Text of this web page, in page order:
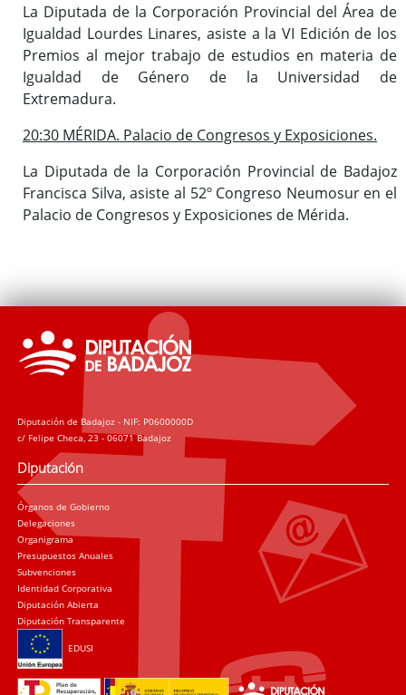
La Diputada de la Corporación Provincial del Área de
Igualdad Lourdes Linares, asiste a la VI Edición de los
Premios al mejor trabajo de estudios en materia de
Igualdad de Género de la Universidad de
Extremadura.
20:30 MÉRIDA. Palacio de Congresos y Exposiciones.
La Diputada de la Corporación Provincial de Badajoz
Francisca Silva, asiste al 52º Congreso Neumosur en el
Palacio de Congresos y Exposiciones de Mérida.
Diputación de Badajoz - NIF: P0600000D
c/ Felipe Checa, 23 - 06071 Badajoz
Diputación
Órganos de Gobierno
Delegaciones
Organigrama
Presupuestos Anuales
Subvenciones
Identidad Corporativa
Diputación Abierta
Diputación Transparente
EDUSI